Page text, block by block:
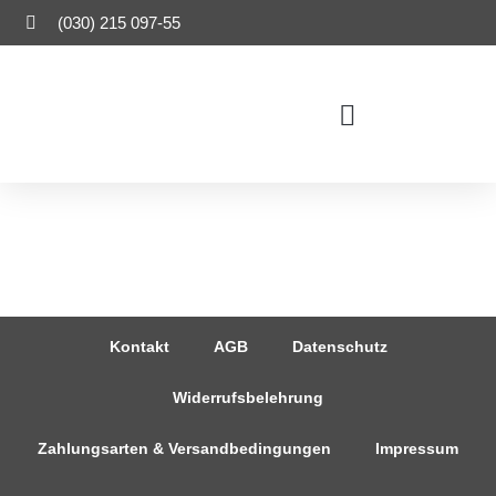
(030) 215 097-55
Kontakt AGB Datenschutz
Widerrufsbelehrung
Zahlungsarten & Versandbedingungen Impressum